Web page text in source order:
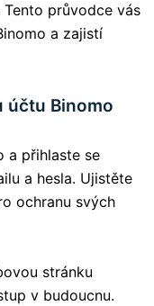
průvodce vás
a zajistí
účtu Binomo
a přihlaste se
a hesla. Ujistěte
ochranu svých
stránku
v budoucnu.